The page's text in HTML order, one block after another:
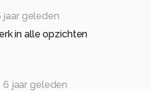
jaar geleden
in alle opzichten
6 jaar geleden